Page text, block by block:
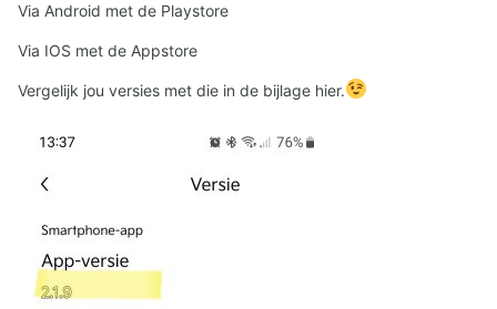
Via Android met de Playstore
Via IOS met de Appstore
Vergelijk jou versies met die in de bijlage hier.